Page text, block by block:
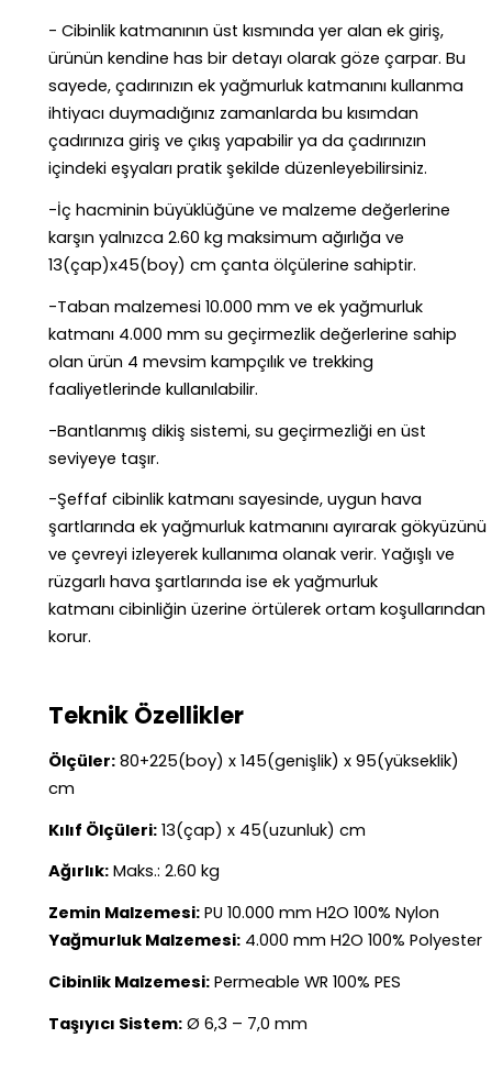
- Cibinlik katmanının üst kısmında yer alan ek giriş,
ürünün kendine has bir detayı olarak göze çarpar. Bu
sayede, çadırınızın ek yağmurluk katmanını kullanma
ihtiyacı duymadığınız zamanlarda bu kısımdan
çadırınıza giriş ve çıkış yapabilir ya da çadırınızın
içindeki eşyaları pratik şekilde düzenleyebilirsiniz.
-İç hacminin büyüklüğüne ve malzeme değerlerine
karşın yalnızca 2.60 kg maksimum ağırlığa ve
13(çap)x45(boy) cm çanta ölçülerine sahiptir.
-Taban malzemesi 10.000 mm ve ek yağmurluk
katmanı 4.000 mm su geçirmezlik değerlerine sahip
olan ürün 4 mevsim kampçılık ve trekking
faaliyetlerinde kullanılabilir.
-Bantlanmış dikiş sistemi, su geçirmezliği en üst
seviyeye taşır.
-Şeffaf cibinlik katmanı sayesinde, uygun hava
şartlarında ek yağmurluk katmanını ayırarak gökyüzünü
ve çevreyi izleyerek kullanıma olanak verir. Yağışlı ve
rüzgarlı hava şartlarında ise ek yağmurluk
katmanı cibinliğin üzerine örtülerek ortam koşullarından
korur.
Teknik Özellikler
Ölçüler: 80+225(boy) x 145(genişlik) x 95(yükseklik)
cm
Kılıf Ölçüleri: 13(çap) x 45(uzunluk) cm
Ağırlık: Maks.: 2.60 kg
Zemin Malzemesi: PU 10.000 mm H2O 100% Nylon
Yağmurluk Malzemesi: 4.000 mm H2O 100% Polyester
Cibinlik Malzemesi: Permeable WR 100% PES
Taşıyıcı Sistem: Ø 6,3 – 7,0 mm